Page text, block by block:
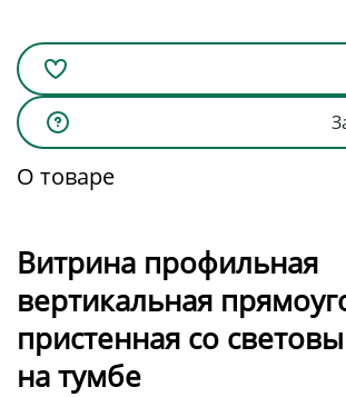
О товаре
Витрина профильная
вертикальная
пристенная со
на тумбе